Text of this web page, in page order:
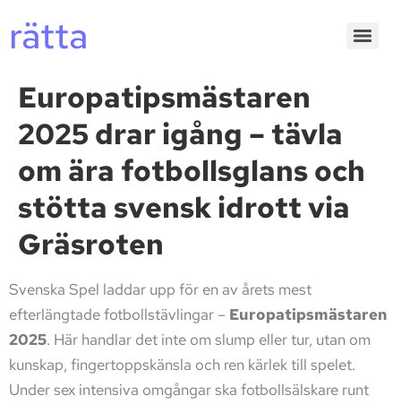
rätta
Europatipsmästaren
2025 drar igång – tävla
om ära fotbollsglans och
stötta svensk idrott via
Gräsroten
Svenska Spel laddar upp för en av årets mest
efterlängtade fotbollstävlingar – Europatipsmästaren
2025. Här handlar det inte om slump eller tur, utan om
kunskap, fingertoppskänsla och ren kärlek till spelet.
Under sex intensiva omgångar ska fotbollsälskare runt